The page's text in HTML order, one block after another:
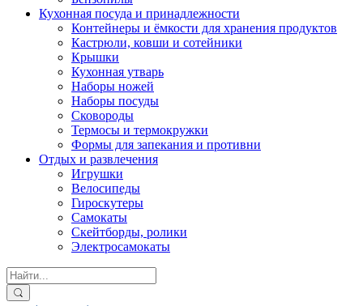
Кухонная посуда и принадлежности
Контейнеры и ёмкости для хранения продуктов
Кастрюли, ковши и сотейники
Крышки
Кухонная утварь
Наборы ножей
Наборы посуды
Сковороды
Термосы и термокружки
Формы для запекания и противни
Отдых и развлечения
Игрушки
Велосипеды
Гироскутеры
Самокаты
Скейтборды, ролики
Электросамокаты
Search
for: